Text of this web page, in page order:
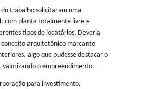
trabalho solicitaram uma
com planta totalmente livre e
tipos de locatários. Deveria
arquitetônico marcante
algo que pudesse destacar o
valorizando o empreendimento.
para investimento,